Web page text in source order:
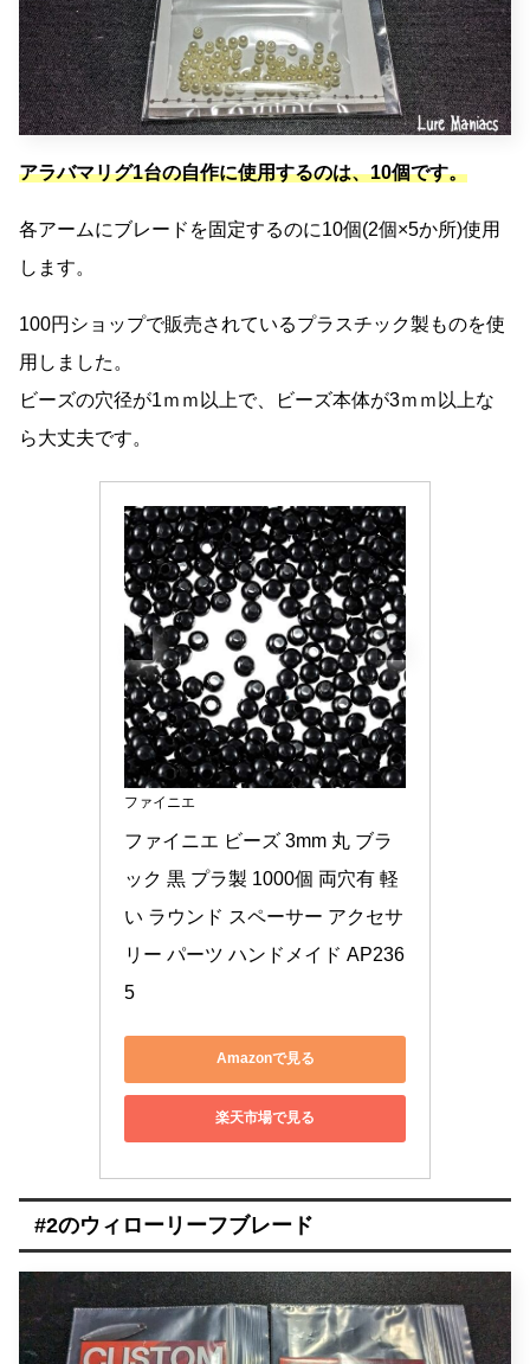
アラバマリグ1台の自作に使用するのは、10個です。
各アームにブレードを固定するのに10個(2個×5か所)使用
します。
100円ショップで販売されているプラスチック製ものを使
用しました。
ビーズの穴径が1ｍｍ以上で、ビーズ本体が3ｍｍ以上な
ら大丈夫です。
ファイニエ
ファイニエ ビーズ 3mm 丸 ブラ
ック 黒 プラ製 1000個 両穴有 軽
い ラウンド スペーサー アクセサ
リー パーツ ハンドメイド AP236
5
Amazonで見る
楽天市場で見る
#2のウィローリーフブレード